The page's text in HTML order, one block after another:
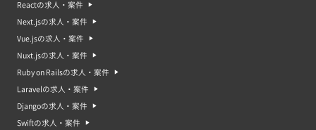
Reactの求人・案件
Next.jsの求人・案件
Vue.jsの求人・案件
Nuxt.jsの求人・案件
Ruby on Railsの求人・案件
Laravelの求人・案件
Djangoの求人・案件
Swiftの求人・案件